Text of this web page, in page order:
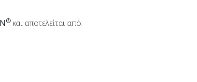
® και αποτελείται από: